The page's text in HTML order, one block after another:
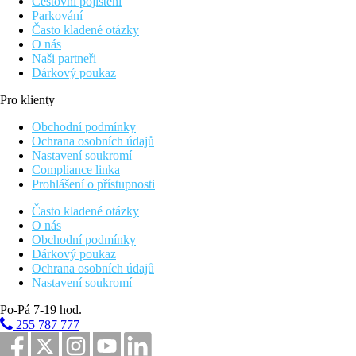
Parkování
Často kladené otázky
O nás
Naši partneři
Dárkový poukaz
Pro klienty
Obchodní podmínky
Ochrana osobních údajů
Nastavení soukromí
Compliance linka
Prohlášení o přístupnosti
Často kladené otázky
O nás
Obchodní podmínky
Dárkový poukaz
Ochrana osobních údajů
Nastavení soukromí
Po-Pá 7-19 hod.
255 787 777